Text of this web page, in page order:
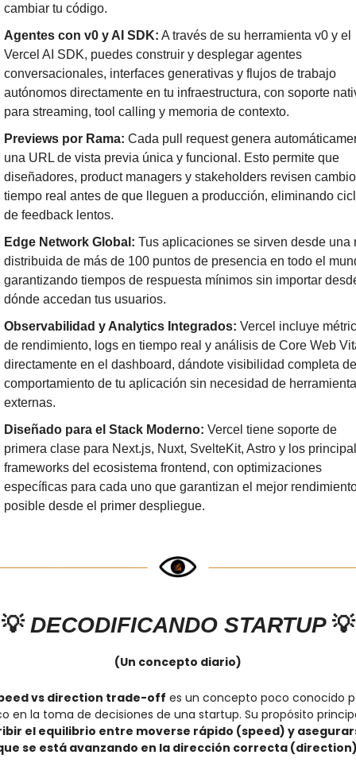
cambiar tu código.
Agentes con v0 y AI SDK: A través de su herramienta v0 y el
Vercel AI SDK, puedes construir y desplegar agentes
conversacionales, interfaces generativas y flujos de trabajo
autónomos directamente en tu infraestructura, con soporte
para streaming, tool calling y memoria de contexto.
Previews por Rama: Cada pull request genera
una URL de vista previa única y funcional. Esto permite que
diseñadores, product managers y stakeholders revisen
tiempo real antes de que lleguen a producción, eliminando
de feedback lentos.
Edge Network Global: Tus aplicaciones se sirven desde una
distribuida de más de 100 puntos de presencia en todo el
garantizando tiempos de respuesta mínimos sin importar
dónde accedan tus usuarios.
Observabilidad y Analytics Integrados: Vercel incluye
de rendimiento, logs en tiempo real y análisis de Core Web
directamente en el dashboard, dándote visibilidad completa
comportamiento de tu aplicación sin necesidad de
externas.
Diseñado para el Stack Moderno: Vercel tiene soporte de
primera clase para Next.js, Nuxt, SvelteKit, Astro y los
frameworks del ecosistema frontend, con optimizaciones
específicas para cada uno que garantizan el mejor
posible desde el primer despliegue.
💡 DECODIFICANDO STARTUP 💡
(Un concepto diario)
vs direction trade-off es un concepto poco conocido
el equilibrio entre moverse rápido (speed) y
se está avanzando en la dirección correcta